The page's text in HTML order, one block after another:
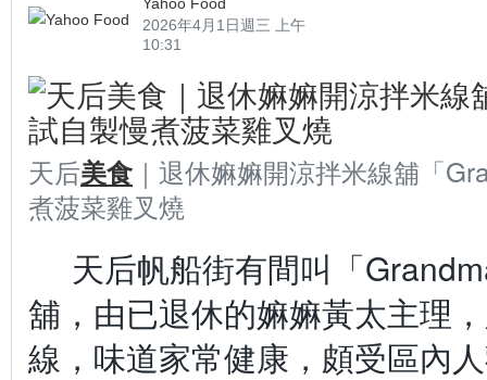
2026年4月1日週三 上午
10:31
天后美食｜退休嫲嫲開涼拌米線舖「
煮菠菜雞叉燒
天后帆船街有間叫「
舖，由已退休的嫲嫲黃太主理
線，味道家常健康，頗受區內